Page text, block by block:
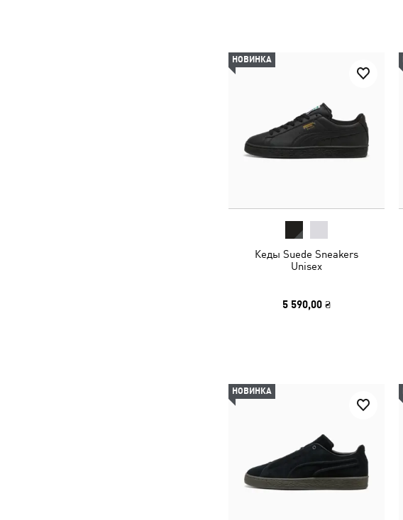
НОВИНКА
Кеды Suede Sneakers
Unisex
5 590,00 ₴
НОВИНКА